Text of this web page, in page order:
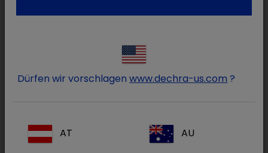
Dürfen wir vorschlagenwww.dechra-us.com ?
AT AU